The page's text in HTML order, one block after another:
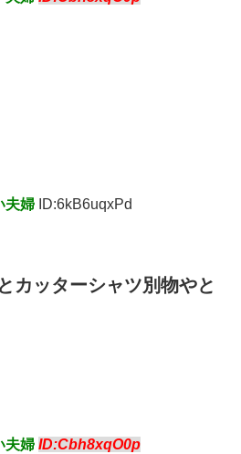
夫婦 ID:6kB6uqxPd
カッターシャツ別物やと
夫婦 ID:Cbh8xqO0p